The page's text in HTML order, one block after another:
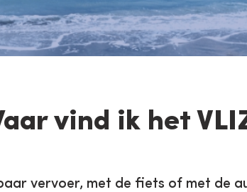
vind ik het
vervoer, met de fiets of met de